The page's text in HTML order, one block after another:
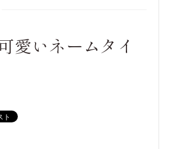
愛いネームタイ